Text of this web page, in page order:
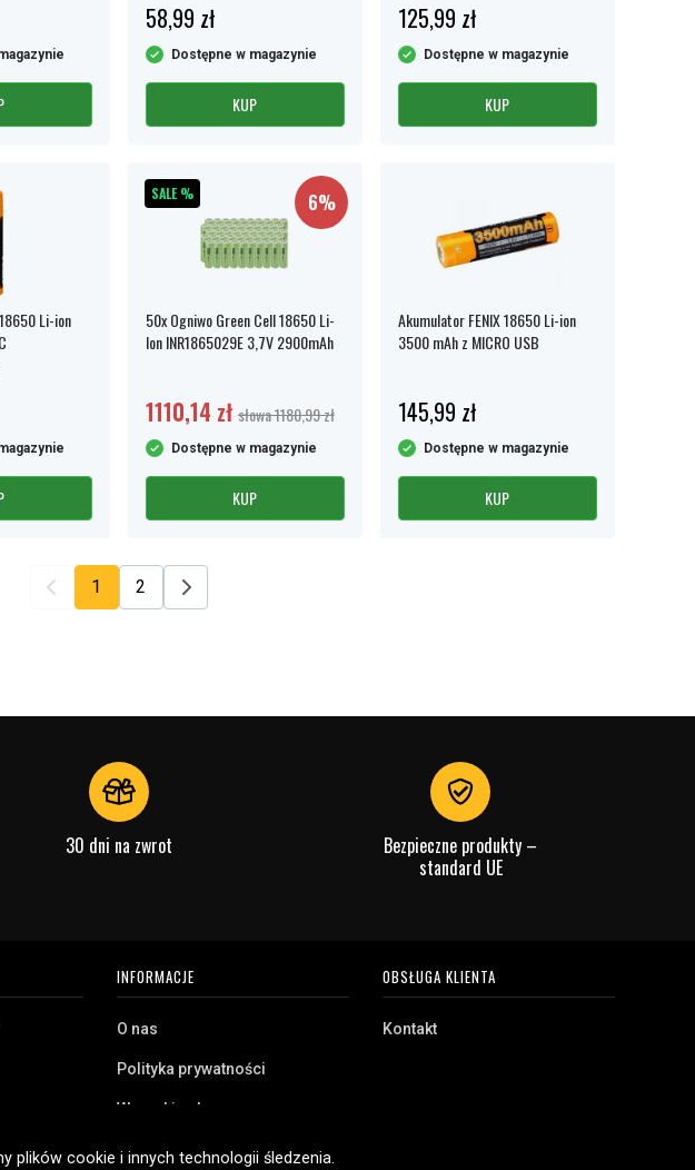
58,99 zł
Dostępne w magazynie
KUP
125,99 zł
Dostępne w magazynie
KUP
Li-ion
SALE % 6%
50x Ogniwo Green Cell 18650 Li-
Ion INR1865029E 3,7V 2900mAh
1110,14 zł słowa 1180,99 zł
Dostępne w magazynie
KUP
Akumulator FENIX 18650 Li-ion
3500 mAh z MICRO USB
145,99 zł
Dostępne w magazynie
KUP
1 2
30 dni na zwrot
Bezpieczne produkty –
standard UE
INFORMACJE
O nas
Polityka prywatności
Warunki zakupu
Pliki cookie
OBSŁUGA KLIENTA
Kontakt
plików cookie i innych technologii śledzenia.